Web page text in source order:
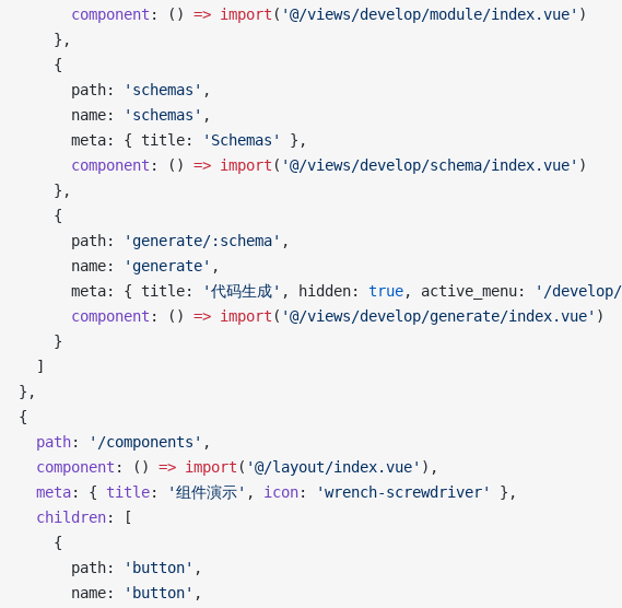
        component
: () => import ( '@/views/develop/module/index.vue' )
      },
      {
        path:
'schemas' ,
        name:
'schemas' ,
        meta: { title:
'Schemas'
},
        component
: () => import ( '@/views/develop/schema/index.vue' )
      },
      {
        path:
'generate/:schema' ,
        name:
'generate' ,
        meta: { title:
'代码生成' , hidden: true, active_menu: '/develop/
        component
: () => import ( '@/views/develop/generate/index.vue' )
      }
    ]
  },
  {
    path
: '/components' ,
    component
: () => import ( '@/layout/index.vue' ),
    meta
: { title: '组件演示' , icon: 'wrench-screwdriver'
},
    children
: [
      {
        path:
'button' ,
        name:
'button' ,